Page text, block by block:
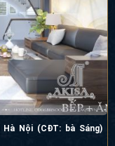
Nội (CĐT: bà Sáng)